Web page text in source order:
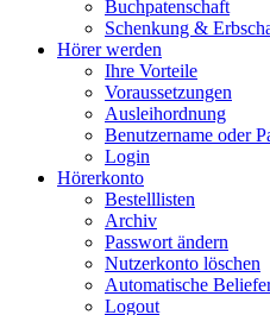
Buchpatenschaft
Schenkung &
Hörer werden
Ihre Vorteile
Voraussetzungen
Ausleihordnung
Benutzername oder
Login
Hörerkonto
Bestelllisten
Archiv
Passwort ändern
Nutzerkonto löschen
Automatische
Logout